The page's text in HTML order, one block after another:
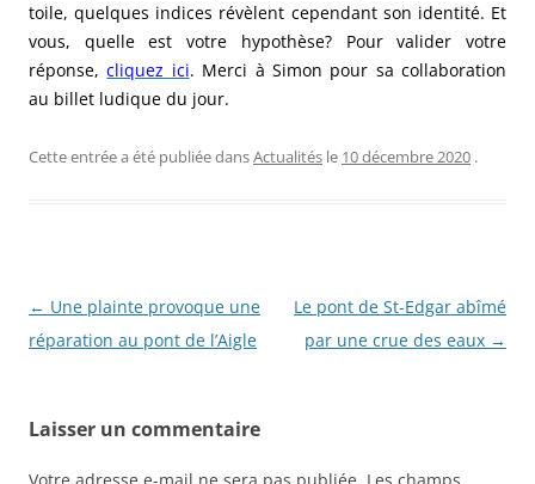
toile, quelques indices révèlent cependant son identité. Et
vous, quelle est votre hypothèse? Pour valider votre
réponse,cliquez ici. Merci à Simon pour sa collaboration
au billet ludique du jour.
Cette entrée a été publiée dansActualités le 10 décembre 2020 .
N
a
g
a
← Une plainte provoque une
réparation au pont de l’Aigle
Le pont de St-Edgar abîmé
par une crue des eaux →
Laisser un commentaire